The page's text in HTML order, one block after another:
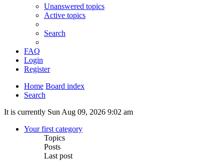
Unanswered topics
Active topics
Search
FAQ
Login
Register
Home Board index
Search
It is currently Sun Aug 09, 2026 9:02 am
Your first category
Topics
Posts
Last post